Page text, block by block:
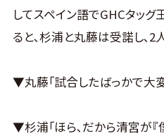
してスペイン語でGHCタッ
ると､杉浦と丸藤は受諾し､2
▼丸藤｢試合したばっかで大
▼杉浦｢ほら､だから清宮が『